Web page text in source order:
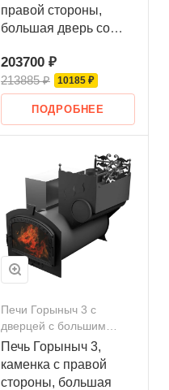
правой стороны,
большая дверь со
203700 ₽
213885 ₽ 10185 ₽
ПОДРОБНЕЕ
Печи Горыныч 3 с
дверцей с большим
стеклом
Печь Горыныч 3,
каменка с правой
стороны, большая